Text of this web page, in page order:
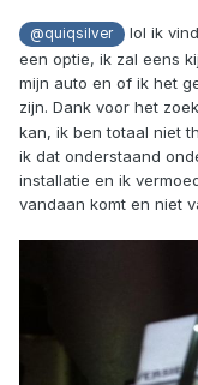
@quiqsilver
lol ik
een optie, ik zal eens
mijn auto en of ik het
zijn. Dank voor het
kan, ik ben totaal niet
ik dat onderstaand
installatie en ik
vandaan komt en niet